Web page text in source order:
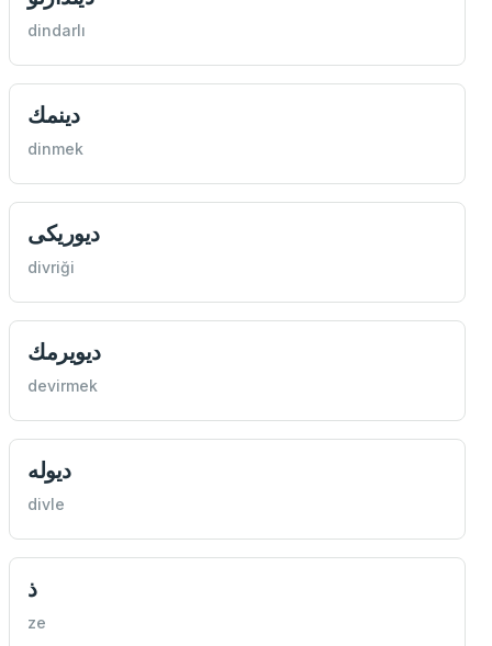
dindarlı
دينمك
dinmek
ديوريكی
divriği
ديويرمك
devirmek
ديوله
divle
ذ
ze